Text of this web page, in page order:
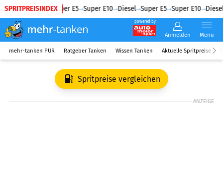
SPRITPREISINDEX
Diesel Super E5 Super E10 Diesel Super E5 Super E10 Diesel
powered by
Anmelden Menü
mehr-tanken PUR Ratgeber Tanken Wissen Tanken Aktuelle Spritpreise
Spritpreise vergleichen
ANZEIGE